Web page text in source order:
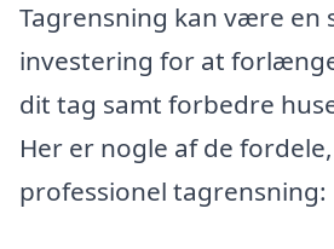
Tagrensning kan være en
investering for at
dit tag samt forbedre
Her er nogle af de
professionel tagrensning: